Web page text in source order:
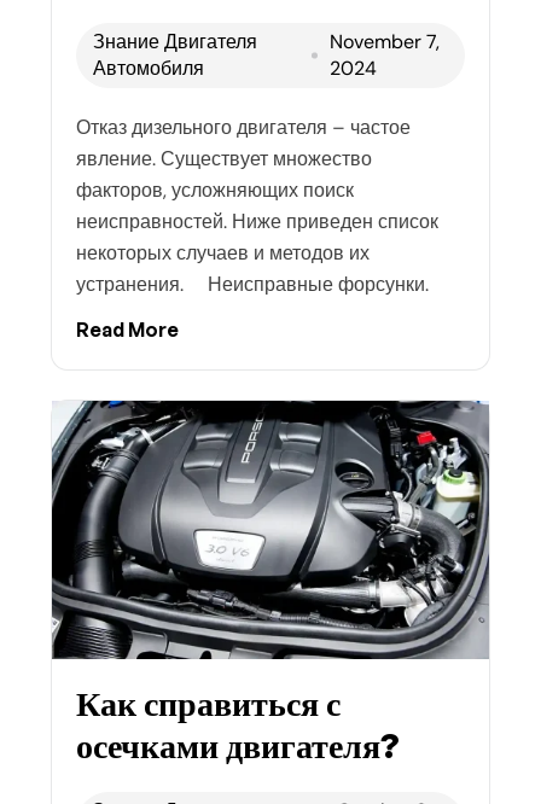
Знание Двигателя
Автомобиля
November 7,
2024
Отказ дизельного двигателя – частое
явление. Существует множество
факторов, усложняющих поиск
неисправностей. Ниже приведен список
некоторых случаев и методов их
устранения. Неисправные форсунки.
Read More
Как справиться с
осечками двигателя?